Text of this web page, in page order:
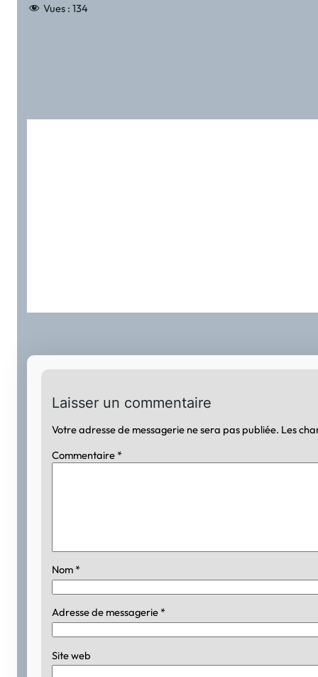
Vues : 134
Laisser un commentaire
Votre adresse de messagerie ne sera pas publiée. Les
Commentaire *
Nom *
Adresse de messagerie *
Site web